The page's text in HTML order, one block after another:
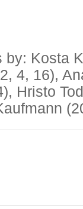
by: Kosta
4, 16),
Hristo